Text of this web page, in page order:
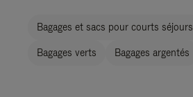
Bagages et sacs pour courts séjours
Bagages verts Bagages argentés